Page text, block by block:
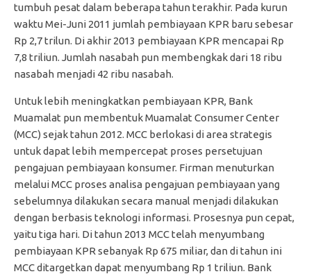
tumbuh pesat dalam beberapa tahun terakhir. Pada kurun
waktu Mei-Juni 2011 jumlah pembiayaan KPR baru sebesar
Rp 2,7 trilun. Di akhir 2013 pembiayaan KPR mencapai Rp
7,8 triliun. Jumlah nasabah pun membengkak dari 18 ribu
nasabah menjadi 42 ribu nasabah.
Untuk lebih meningkatkan pembiayaan KPR, Bank
Muamalat pun membentuk Muamalat Consumer Center
(MCC) sejak tahun 2012. MCC berlokasi di area strategis
untuk dapat lebih mempercepat proses persetujuan
pengajuan pembiayaan konsumer. Firman menuturkan
melalui MCC proses analisa pengajuan pembiayaan yang
sebelumnya dilakukan secara manual menjadi dilakukan
dengan berbasis teknologi informasi. Prosesnya pun cepat,
yaitu tiga hari. Di tahun 2013 MCC telah menyumbang
pembiayaan KPR sebanyak Rp 675 miliar, dan di tahun ini
MCC ditargetkan dapat menyumbang Rp 1 triliun. Bank